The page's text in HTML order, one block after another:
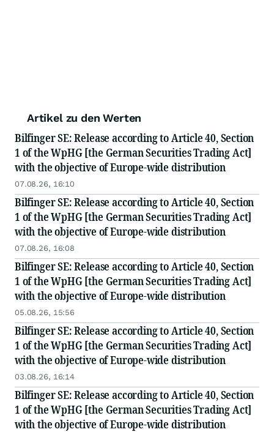
Artikel zu den Werten
Bilfinger SE: Release according to Article 40, Section
1 of the WpHG [the German Securities Trading Act]
with the objective of Europe-wide distribution
07.08.26, 16:10
Bilfinger SE: Release according to Article 40, Section
1 of the WpHG [the German Securities Trading Act]
with the objective of Europe-wide distribution
07.08.26, 16:08
Bilfinger SE: Release according to Article 40, Section
1 of the WpHG [the German Securities Trading Act]
with the objective of Europe-wide distribution
05.08.26, 15:56
Bilfinger SE: Release according to Article 40, Section
1 of the WpHG [the German Securities Trading Act]
with the objective of Europe-wide distribution
03.08.26, 16:14
Bilfinger SE: Release according to Article 40, Section
1 of the WpHG [the German Securities Trading Act]
with the objective of Europe-wide distribution